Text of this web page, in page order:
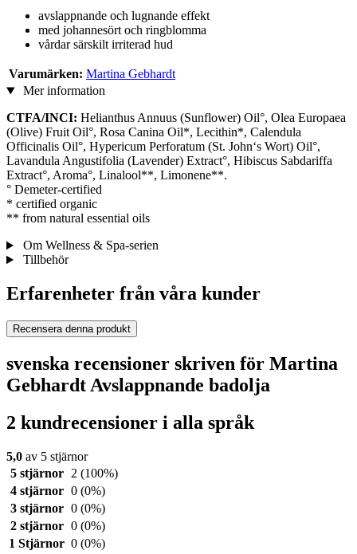
avslappnande och lugnande effekt
med johannesört och ringblomma
vårdar särskilt irriterad hud
Varumärken: Martina Gebhardt
Mer information
CTFA/INCI: Helianthus Annuus (Sunflower) Oil°, Olea Europaea
(Olive) Fruit Oil°, Rosa Canina Oil*, Lecithin*, Calendula
Officinalis Oil°, Hypericum Perforatum (St. John‘s Wort) Oil°,
Lavandula Angustifolia (Lavender) Extract°, Hibiscus Sabdariffa
Extract°, Aroma°, Linalool**, Limonene**.
° Demeter-certified
* certified organic
** from natural essential oils
Om Wellness & Spa-serien
Tillbehör
Erfarenheter från våra kunder
Recensera denna produkt
svenska recensioner skriven för Martina
Gebhardt Avslappnande badolja
2 kundrecensioner i alla språk
5,0 av 5 stjärnor
5 stjärnor
2 (100%)
4 stjärnor 0 (0%)
3 stjärnor 0 (0%)
2 stjärnor 0 (0%)
1 Stjärnor 0 (0%)